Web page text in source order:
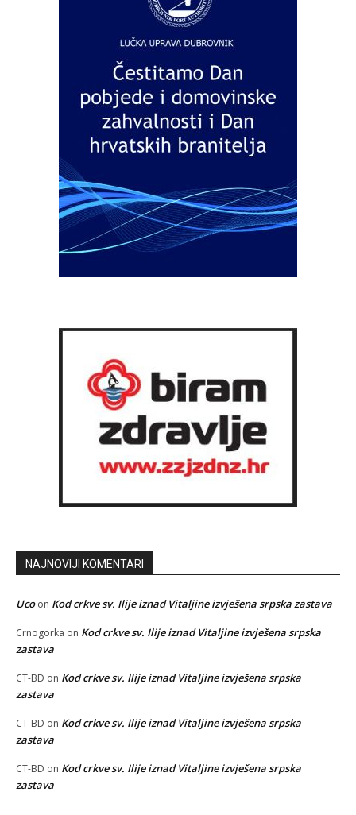
NAJNOVIJI KOMENTARI
Ucoon Kod crkve sv. Ilije iznad Vitaljine izvješena srpska zastava
Crnogorka on Kod crkve sv. Ilije iznad Vitaljine izvješena srpska
zastava
CT-BD on Kod crkve sv. Ilije iznad Vitaljine izvješena srpska
zastava
CT-BD on Kod crkve sv. Ilije iznad Vitaljine izvješena srpska
zastava
CT-BD on Kod crkve sv. Ilije iznad Vitaljine izvješena srpska
zastava